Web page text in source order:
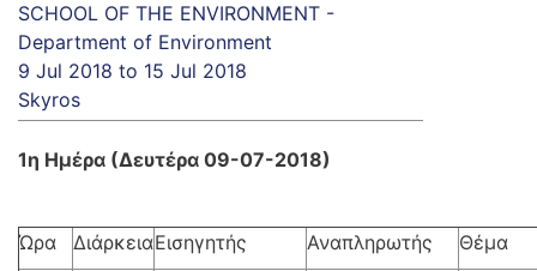
SCHOOL OF THE ENVIRONMENT -
Department of Environment
9 Jul 2018 to 15 Jul 2018
Skyros
1η Ημέρα (Δευτέρα 09-07-2018)
Ώρα ΔιάρκειαΕισηγητής Αναπληρωτής Θέμα